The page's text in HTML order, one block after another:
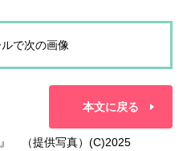
で次の画像
本文に戻る
』 （提供写真）(C)2025